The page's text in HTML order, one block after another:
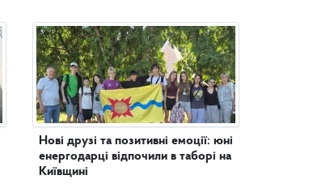
Нові друзі та позитивні емоції: юні
енергодарці відпочили в таборі на
Київщині